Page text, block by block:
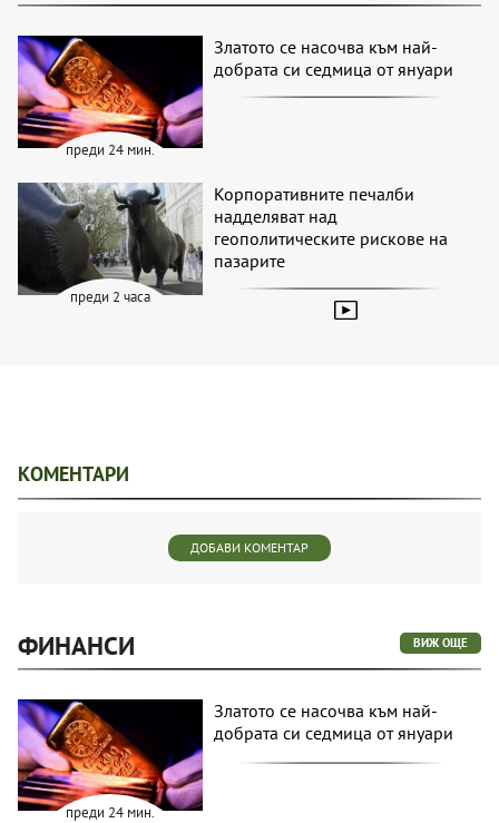
преди 24 мин.
Златото се насочва към най-
добрата си седмица от януари
преди 2 часа
Корпоративните печалби
надделяват над
геополитическите рискове на
пазарите
КОМЕНТАРИ
ДОБАВИ КОМЕНТАР
ФИНАНСИ ВИЖ ОЩЕ
преди 24 мин.
Златото се насочва към най-
добрата си седмица от януари